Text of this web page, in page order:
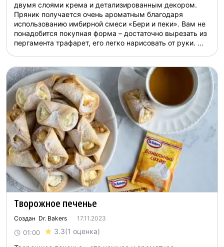
двумя слоями крема и детализированным декором.
Пряник получается очень ароматным благодаря
использованию имбирной смеси «Бери и пеки». Вам не
понадобится покупная форма – достаточно вырезать из
пергамента трафарет, его легко нарисовать от руки. ...
Творожное печенье
Создан Dr. Bakers 17.11.2023
01:00 3.3(1 оценка)